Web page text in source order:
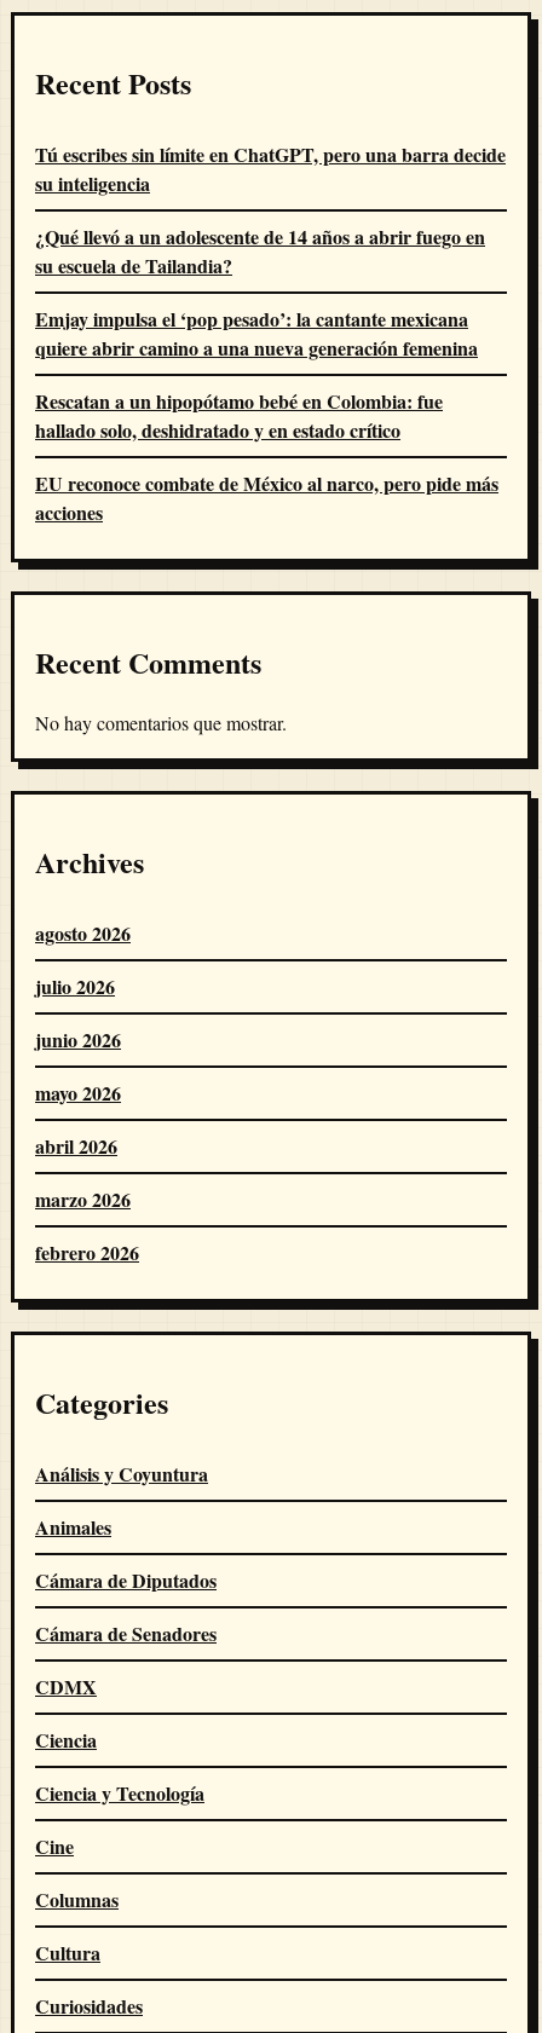
Recent Posts
Tú escribes sin límite en ChatGPT, pero una barra decide
su inteligencia
¿Qué llevó a un adolescente de 14 años a abrir fuego en
su escuela de Tailandia?
Emjay impulsa el ‘pop pesado’: la cantante mexicana
quiere abrir camino a una nueva generación femenina
Rescatan a un hipopótamo bebé en Colombia: fue
hallado solo, deshidratado y en estado crítico
EU reconoce combate de México al narco, pero pide más
acciones
Recent Comments
No hay comentarios que mostrar.
Archives
agosto 2026
julio 2026
junio 2026
mayo 2026
abril 2026
marzo 2026
febrero 2026
Categories
Análisis y Coyuntura
Animales
Cámara de Diputados
Cámara de Senadores
CDMX
Ciencia
Ciencia y Tecnología
Cine
Columnas
Cultura
Curiosidades